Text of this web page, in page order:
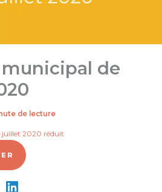
de
de lecture
juillet 2020 réduit